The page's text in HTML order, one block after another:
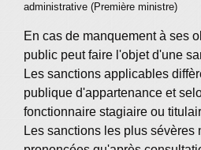
administrative (Première ministre)
En cas de manquement à ses
public peut faire l'objet d'une
Les sanctions applicables
publique d'appartenance et
fonctionnaire stagiaire ou
Les sanctions les plus sévères